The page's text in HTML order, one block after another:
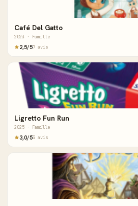
Café Del Gatto
2023 · Famille
2,5/57 avis
Ligretto Fun Run
2025 · Famille
3,0/53 avis